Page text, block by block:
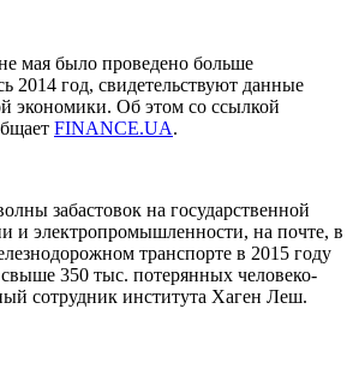
мая было проведено больше
2014 год, свидетельствуют данные
экономики. Об этом со ссылкой
FINANCE.UA.
забастовок на государственной
и электропромышленности, на почте, в
транспорте в 2015 году
350 тыс. потерянных человеко-
сотрудник института Хаген Леш.